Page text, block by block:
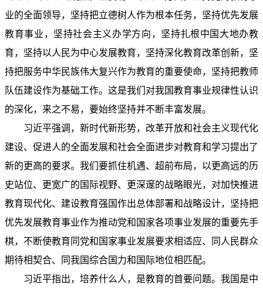
业的全面领导，坚持把立德树人作为根本任务，坚持优先发展
教育事业，坚持社会主义办学方向，坚持扎根中国大地办教
育，坚持以人民为中心发展教育，坚持深化教育改革创新，坚
持把服务中华民族伟大复兴作为教育的重要使命，坚持把教师
队伍建设作为基础工作。这是我们对我国教育事业规律性认识
的深化，来之不易，要始终坚持并不断丰富发展。
习近平强调，新时代新形势，改革开放和社会主义现代化
建设、促进人的全面发展和社会全面进步对教育和学习提出了
新的更高的要求。我们要抓住机遇、超前布局，以更高远的历
史站位、更宽广的国际视野、更深邃的战略眼光，对加快推进
教育现代化、建设教育强国作出总体部署和战略设计，坚持把
优先发展教育事业作为推动党和国家各项事业发展的重要先手
棋，不断使教育同党和国家事业发展要求相适应、同人民群众
期待相契合、同我国综合国力和国际地位相匹配。
习近平指出，培养什么人，是教育的首要问题。我国是中